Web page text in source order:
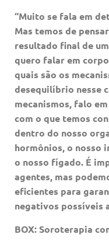
“Muito se fala em
Mas temos de
resultado final de
quero falar em
quais são os
desequilíbrio nesse
mecanismos, falo
com o que temos
dentro do nosso
hormônios, o nosso
o nosso fígado. É
agentes, mas
eficientes para
negativos possíveis
BOX:Soroterapia